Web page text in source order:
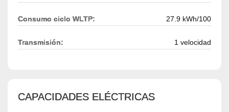
Consumo ciclo WLTP: 27.9 kWh/100
Transmisión: 1 velocidad
CAPACIDADES ELÉCTRICAS